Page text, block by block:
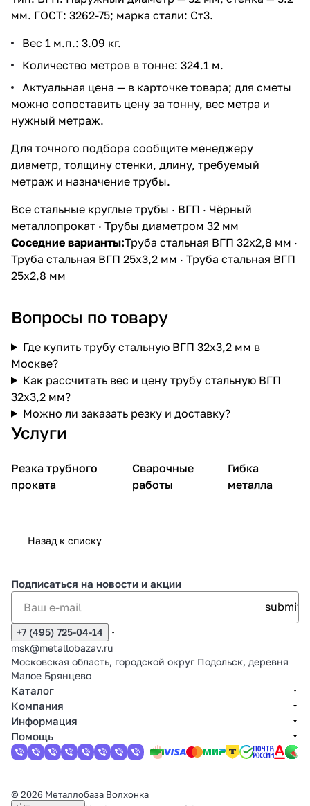
мм. ГОСТ: 3262-75; марка стали: Ст3.
Вес 1 м.п.: 3.09 кг.
Количество метров в тонне: 324.1 м.
Актуальная цена — в карточке товара; для сметы
можно сопоставить цену за тонну, вес метра и
нужный метраж.
Для точного подбора сообщите менеджеру
диаметр, толщину стенки, длину, требуемый
метраж и назначение трубы.
Все стальные круглые трубы · ВГП · Чёрный
металлопрокат · Трубы диаметром 32 мм
Соседние варианты:Труба стальная ВГП 32х2,8 мм ·
Труба стальная ВГП 25х3,2 мм · Труба стальная ВГП
25х2,8 мм
Вопросы по товару
Где купить трубу стальную ВГП 32х3,2 мм в
Москве?
Как рассчитать вес и цену трубу стальную ВГП
32х3,2 мм?
Можно ли заказать резку и доставку?
Услуги
Резка трубного
проката
Сварочные
работы
Гибка
металла
Назад к списку
Подписаться на новости и акции
+7 (495) 725-04-14
msk@metallobazav.ru
Московская область, городской округ Подольск, деревня
Малое Брянцево
Каталог
Компания
Информация
Помощь
© 2026 Металлобаза Волхонка